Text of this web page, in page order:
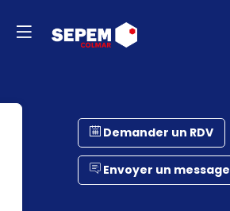
Demander un RDV
Envoyer un message